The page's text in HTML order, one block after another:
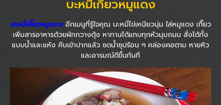
บะหมี่เกี๊ยวหมูแดง
บะหมี่เกี๊ยวหมูแดง อีกเมนูที่รู้ใจคุณ บะหมี่ไข่เหนียวนุ่ม ใส่หมูแดง เกี๊ยว
เพิ่มสารอาหารด้วยผักกวางตุ้ง หาทานได้แทบทุกหัวมุมถนน สั่งได้ทั้ง
แบบน้ำและแห้ง คีบเข้าปากแล้ว ซดน้ำซุปร้อน ๆ คล่องคอตาม หายหิว
และอารมณ์ดีขึ้นทันที